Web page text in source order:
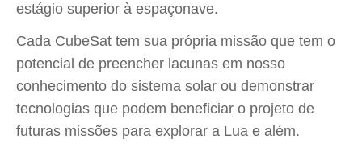
estágio superior à espaçonave.
Cada CubeSat tem sua própria missão que tem o
potencial de preencher lacunas em nosso
conhecimento do sistema solar ou demonstrar
tecnologias que podem beneficiar o projeto de
futuras missões para explorar a Lua e além.